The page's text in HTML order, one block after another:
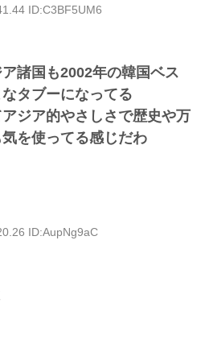
ID:C3BF5UM6
諸国も2002年の韓国ベス
タブーになってる
ジア的やさしさで歴史や万
を使ってる感じだわ
ID:AupNg9aC